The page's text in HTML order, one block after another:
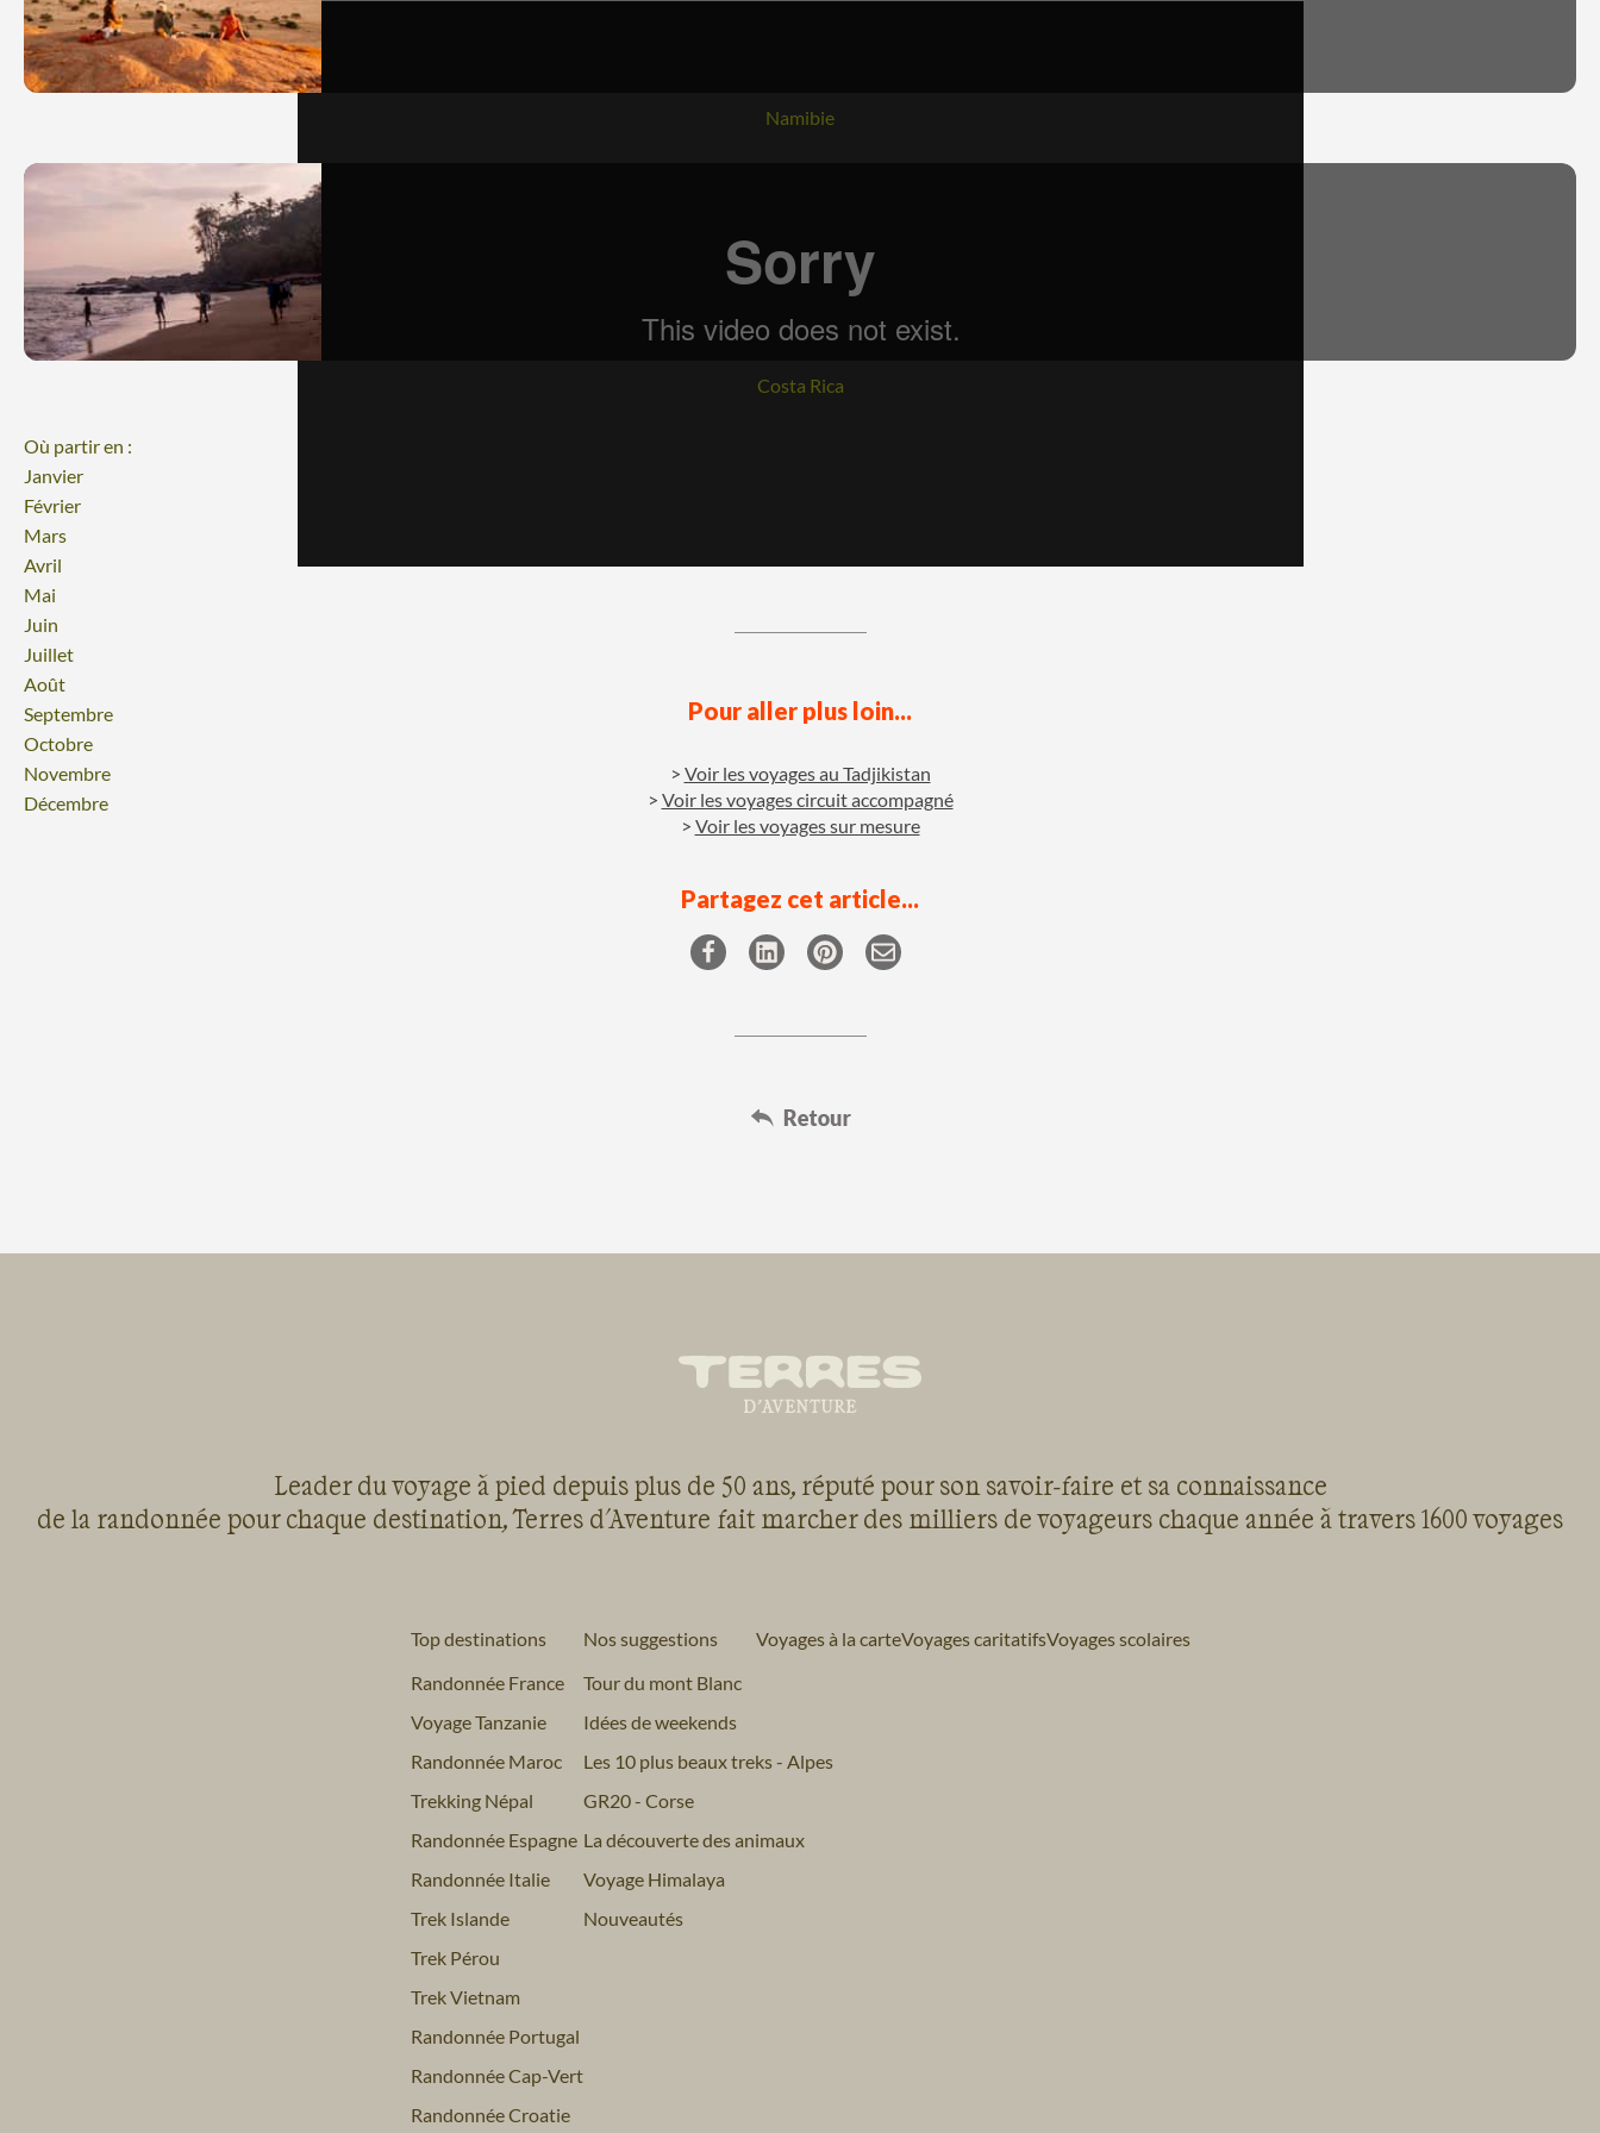
Voyage
Namibie
Voyage
Costa Rica
Où partir en :
Janvier
Février
Mars
Avril
Mai
Juin
Juillet
Août
Septembre
Octobre
Novembre
Décembre
Pour aller plus loin...
Voir les voyages au Tadjikistan
Voir les voyages circuit accompagné
Voir les voyages sur mesure
Partagez cet article...
Leader du voyage à pied depuis plus de 50 ans, réputé pour son savoir-faire et sa connaissance
de la randonnée pour chaque destination, Terres d'Aventure fait marcher des milliers de voyageurs chaque année à travers 1600 voyages
Top destinations
Randonnée France
Voyage Tanzanie
Randonnée Maroc
Trekking Népal
Randonnée Espagne
Randonnée Italie
Trek Islande
Trek Pérou
Trek Vietnam
Randonnée Portugal
Randonnée Cap-Vert
Randonnée Croatie
Nos suggestions
Tour du mont Blanc
Idées de weekends
Les 10 plus beaux treks - Alpes
GR20 - Corse
La découverte des animaux
Voyage Himalaya
Nouveautés
Voyages à la carteVoyages caritatifsVoyages scolaires